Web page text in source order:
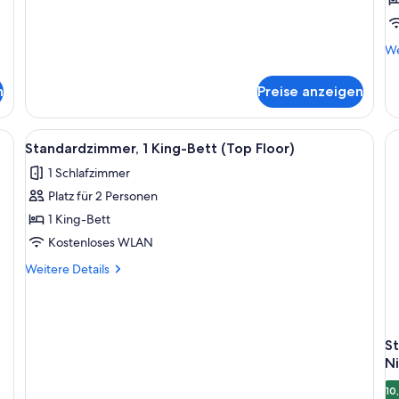
Preise anzeigen
1
Pillowtop-Betten, Zimmersafe
Alle
Fotos
für
Standardzimmer,
1 King-
Bett
(Top
Ein Hotelzimmer mit einem großen
1
Standardzimmer, 1 King-Bett (Top Floor)
1 Schlafzimmer
Platz für 2 Personen
1 King-Bett
Kostenloses WLAN
Weitere Details
Weitere